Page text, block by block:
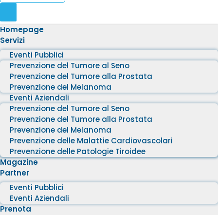
Homepage
Servizi
Eventi Pubblici
Prevenzione del Tumore al Seno
Prevenzione del Tumore alla Prostata
Prevenzione del Melanoma
Eventi Aziendali
Prevenzione del Tumore al Seno
Prevenzione del Tumore alla Prostata
Prevenzione del Melanoma
Prevenzione delle Malattie Cardiovascolari
Prevenzione delle Patologie Tiroidee
Magazine
Partner
Eventi Pubblici
Eventi Aziendali
Prenota